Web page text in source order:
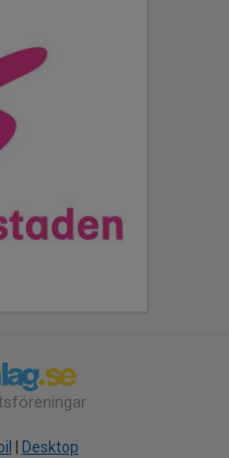
Desktop